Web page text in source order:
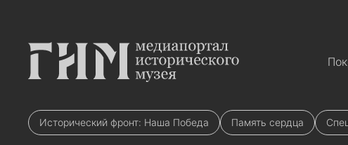
Исторический фронт: Наша Победа Память сердца